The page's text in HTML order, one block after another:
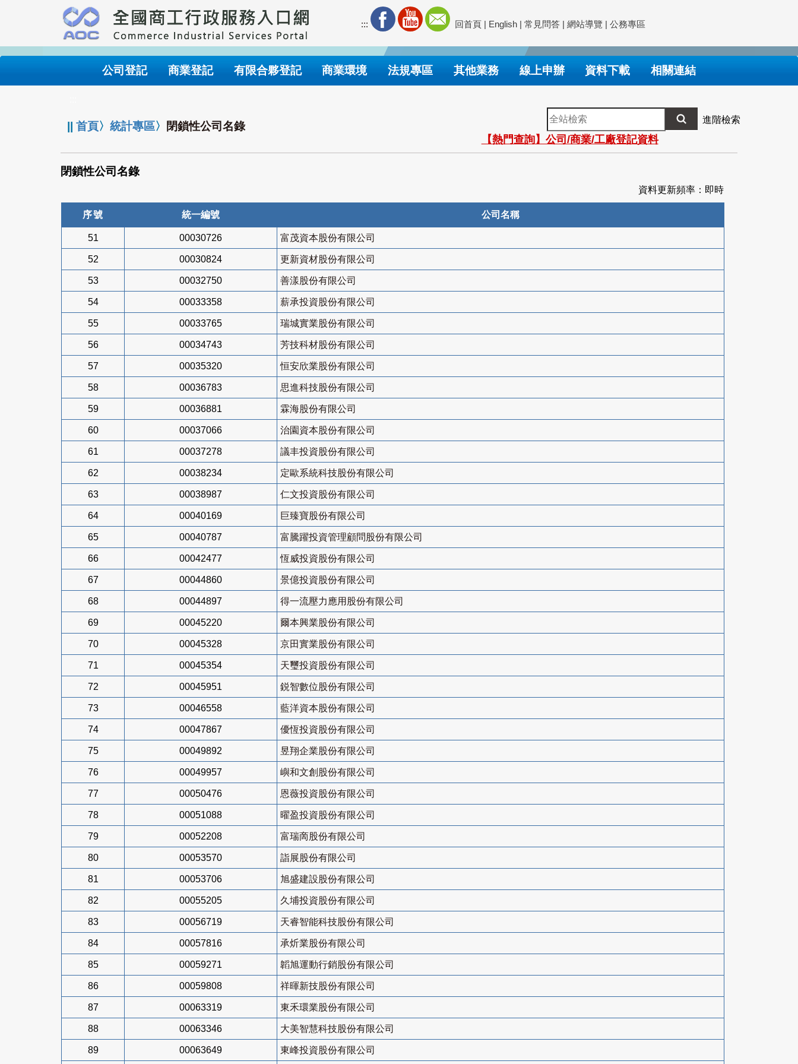
要
內
::: 回首頁 | English | 常見問答 | 網站導覽 | 公務專區
公司登記 商業登記 有限合夥登記 商業環境 法規專區 其他業務 線上申辦 資料下載 相關連結
||首頁〉統計專區〉 閉鎖性公司名錄
全
站
檢
索
進階檢索
【熱門查詢】公司/商業/工廠登記資料
閉鎖性公司名錄
資料更新頻率：即時
序號 統一編號 公司名稱
51 00030726 富茂資本股份有限公司
52 00030824 更新資材股份有限公司
53 00032750 善漾股份有限公司
54 00033358 薪承投資股份有限公司
55 00033765 瑞城實業股份有限公司
56 00034743 芳技科材股份有限公司
57 00035320 恒安欣業股份有限公司
58 00036783 思進科技股份有限公司
59 00036881 霖海股份有限公司
60 00037066 治園資本股份有限公司
61 00037278 議丰投資股份有限公司
62 00038234 定歐系統科技股份有限公司
63 00038987 仁文投資股份有限公司
64 00040169 巨臻寶股份有限公司
65 00040787 富騰躍投資管理顧問股份有限公司
66 00042477 恆威投資股份有限公司
67 00044860 景億投資股份有限公司
68 00044897 得一流壓力應用股份有限公司
69 00045220 爾本興業股份有限公司
70 00045328 京田實業股份有限公司
71 00045354 天璽投資股份有限公司
72 00045951 鋭智數位股份有限公司
73 00046558 藍洋資本股份有限公司
74 00047867 優恆投資股份有限公司
75 00049892 昱翔企業股份有限公司
76 00049957 嶼和文創股份有限公司
77 00050476 恩薇投資股份有限公司
78 00051088 曜盈投資股份有限公司
79 00052208 富瑞啇股份有限公司
80 00053570 詣展股份有限公司
81 00053706 旭盛建設股份有限公司
82 00055205 久埔投資股份有限公司
83 00056719 天睿智能科技股份有限公司
84 00057816 承炘業股份有限公司
85 00059271 韜旭運動行銷股份有限公司
86 00059808 祥暉新技股份有限公司
87 00063319 東禾環業股份有限公司
88 00063346 大美智慧科技股份有限公司
89 00063649 東峰投資股份有限公司